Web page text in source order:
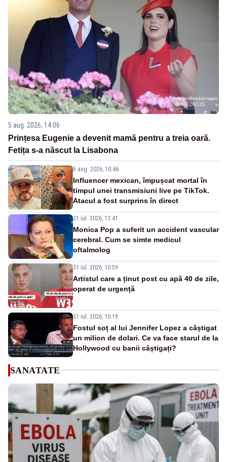
5 aug. 2026, 14:06
Prințesa Eugenie a devenit mamă pentru a treia oară.
Fetița s-a născut la Lisabona
5 aug. 2026, 10:46
Influencer mexican, împușcat mortal în
timpul unei transmisiuni live pe TikTok.
Atacul a fost surprins în direct
31 iul. 2026, 13:41
Monica Pop a suferit un accident vascular
cerebral. Cum se simte medicul
oftalmolog
31 iul. 2026, 10:59
Artistul care a ținut post cu apă 40 de zile,
operat de urgență
31 iul. 2026, 10:19
Fostul soț al lui Jennifer Lopez a câștigat
un milion de dolari. Ce va face starul de la
Hollywood cu banii câștigați?
SANATATE